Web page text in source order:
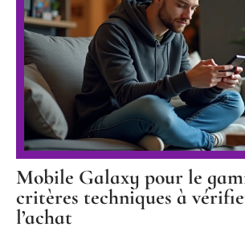
Mobile Galaxy pour le
critères techniques à
l’achat